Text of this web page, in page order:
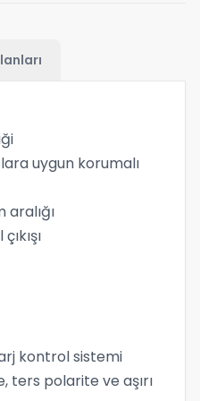
uygun korumalı
aralığı
kontrol sistemi
ters polarite ve aşırı